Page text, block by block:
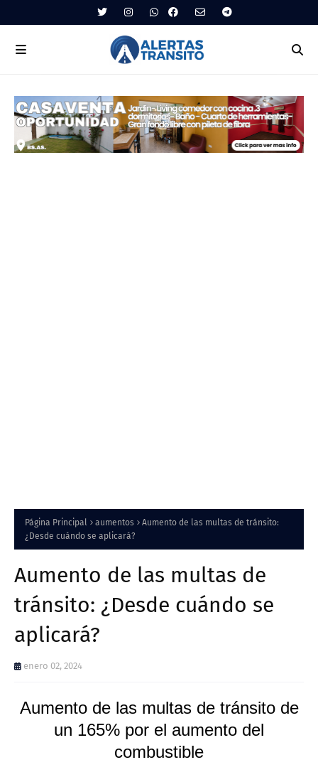
Página Principal aumentos
Aumento de las multas de tránsito:
¿Desde cuándo se aplicará?
Aumento de las multas de
tránsito: ¿Desde cuándo se
aplicará?
enero 02, 2024
Aumento de las multas de tránsito de
un 165% por el aumento del
combustible